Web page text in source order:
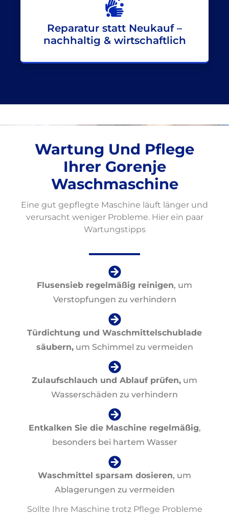
Reparatur statt Neukauf –
nachhaltig & wirtschaftlich
Wartung Und Pflege
Ihrer Gorenje
Waschmaschine
Eine gut gepflegte Maschine läuft länger und
verursacht weniger Probleme. Hier ein paar
Wartungstipps
Flusensieb regelmäßig reinigen, um
Verstopfungen zu verhindern
Türdichtung und Waschmittelschublade
säubern,um Schimmel zu vermeiden
Zulaufschlauch und Ablauf prüfen, um
Wasserschäden zu verhindern
Entkalken Sie die Maschine regelmäßig,
besonders bei hartem Wasser
Waschmittel sparsam dosieren, um
Ablagerungen zu vermeiden
Sollte Ihre Maschine trotz Pflege Probleme